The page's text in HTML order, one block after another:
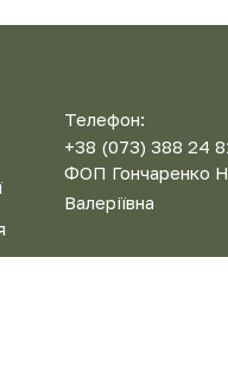
Телефон:
+38 (073) 388 24
ФОП Гончаренко
Валеріївна